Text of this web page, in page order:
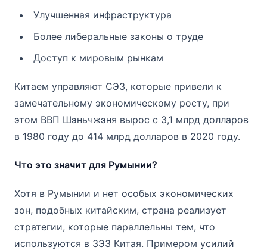
Улучшенная инфраструктура
Более либеральные законы о труде
Доступ к мировым рынкам
Китаем управляют СЭЗ, которые привели к
замечательному экономическому росту, при
этом ВВП Шэньчжэня вырос с 3,1 млрд долларов
в 1980 году до 414 млрд долларов в 2020 году.
Что это значит для Румынии?
Хотя в Румынии и нет особых экономических
зон, подобных китайским, страна реализует
стратегии, которые параллельны тем, что
используются в ЗЭЗ Китая. Примером усилий